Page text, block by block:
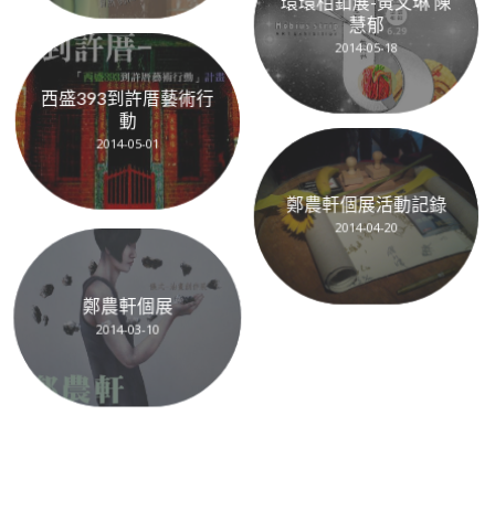
慧郁
2014-05-18
西盛393到許厝藝術行
動
2014-05-01
鄭農軒個展活動記錄
2014-04-20
鄭農軒個展
2014-03-10